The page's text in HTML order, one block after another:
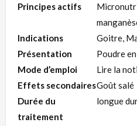
Principes actifs
Indications
Goitre,
Présentation
Poudre
Mode d’emploi
Lire la
Effets secondairesGoût salé
Durée du
traitement
longue